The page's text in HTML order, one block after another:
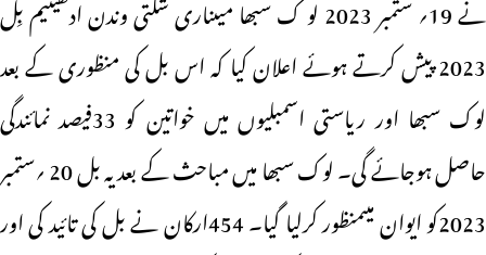
2023 پیش کرتے ہوئے اعلان کیا کہ اس بل کی منظوری کے بعد
لوک سبھا اور ریاستی اسمبلیوں میں خواتین کو 33فیصد نمائندگی
حاصل ہوجائے گی۔ لوک سبھا میں مباحث کے بعد یہ بل 20 ؍ستمبر
2023کو ایوان میںمنظور کرلیا گیا۔ 454ارکان نے بل کی تائید کی اور